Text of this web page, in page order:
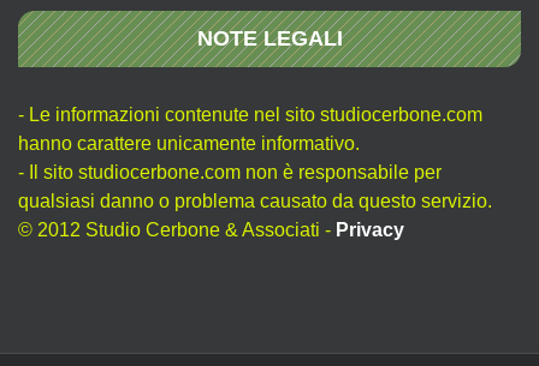
NOTE LEGALI
- Le informazioni contenute nel sito studiocerbone.com
hanno carattere unicamente informativo.
- Il sito studiocerbone.com non è responsabile per
qualsiasi danno o problema causato da questo servizio.
© 2012 Studio Cerbone & Associati - Privacy